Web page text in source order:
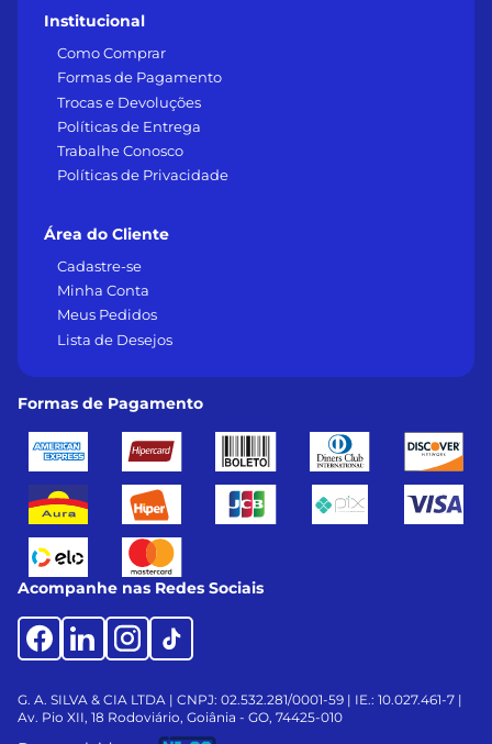
Institucional
Como Comprar
Formas de Pagamento
Trocas e Devoluções
Políticas de Entrega
Trabalhe Conosco
Políticas de Privacidade
Área do Cliente
Cadastre-se
Minha Conta
Meus Pedidos
Lista de Desejos
Formas de Pagamento
Acompanhe nas Redes Sociais
G. A. SILVA & CIA LTDA | CNPJ: 02.532.281/0001-59 | IE.: 10.027.461-7 |
Av. Pio XII, 18 Rodoviário, Goiânia - GO, 74425-010